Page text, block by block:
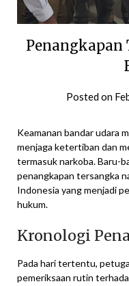
Penangkapan
Posted on
Keamanan bandar udara
menjaga ketertiban dan
termasuk narkoba. Baru-
penangkapan tersangka
Indonesia yang menjadi
hukum.
Kronologi
Pada hari tertentu,
pemeriksaan rutin